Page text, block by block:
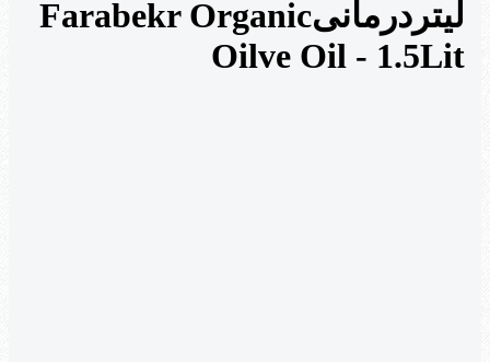
لیتر درمانیFarabekr Organic
Oilve Oil - 1.5Lit